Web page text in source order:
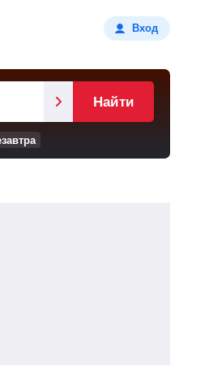
Вход
Найти